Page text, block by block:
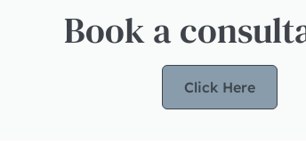
Book a
Click Here